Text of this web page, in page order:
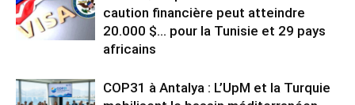
caution financière peut atteindre
20.000 $… pour la Tunisie et 29 pays
africains
COP31 à Antalya : L’UpM et la Turquie